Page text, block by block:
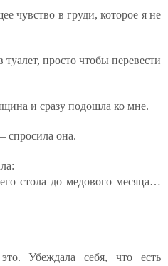
чувство в груди, которое я не
просто чтобы перевести
и сразу подошла ко мне.
она.
стола до медового месяца…
Убеждала себя, что есть